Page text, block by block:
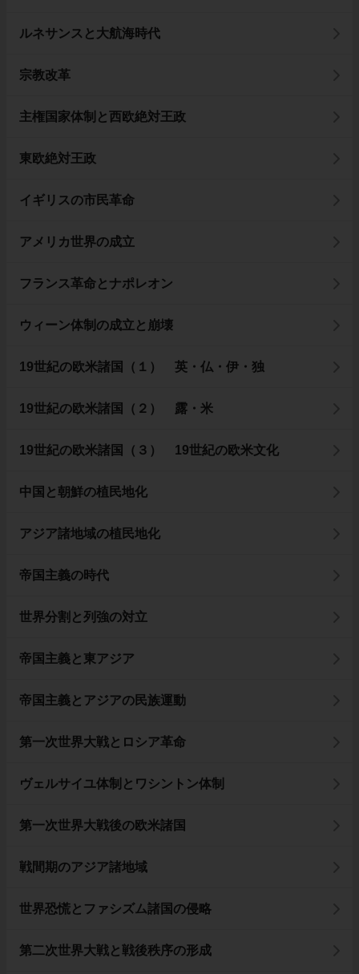
ルネサンスと大航海時代
宗教改革
主権国家体制と西欧絶対王政
東欧絶対王政
イギリスの市民革命
アメリカ世界の成立
フランス革命とナポレオン
ウィーン体制の成立と崩壊
19世紀の欧米諸国（１） 英・仏・伊・独
19世紀の欧米諸国（２） 露・米
19世紀の欧米諸国（３） 19世紀の欧米文化
中国と朝鮮の植民地化
アジア諸地域の植民地化
帝国主義の時代
世界分割と列強の対立
帝国主義と東アジア
帝国主義とアジアの民族運動
第一次世界大戦とロシア革命
ヴェルサイユ体制とワシントン体制
第一次世界大戦後の欧米諸国
戦間期のアジア諸地域
世界恐慌とファシズム諸国の侵略
第二次世界大戦と戦後秩序の形成